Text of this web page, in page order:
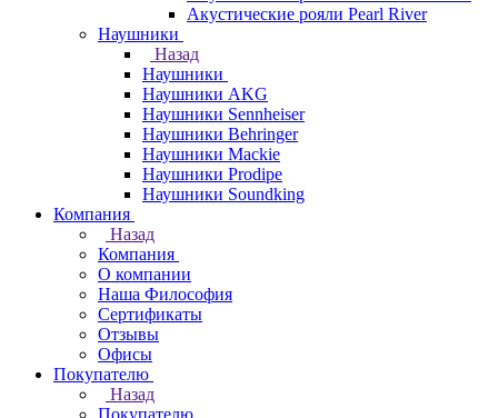
Акустические рояли Pearl River
Наушники
Назад
Наушники
Наушники AKG
Наушники Sennheiser
Наушники Behringer
Наушники Mackie
Наушники Prodipe
Наушники Soundking
Компания
Назад
Компания
О компании
Наша Философия
Сертификаты
Отзывы
Офисы
Покупателю
Назад
Покупателю